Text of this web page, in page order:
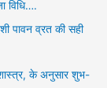
विधि….
पावन व्रत की सही
के अनुसार शुभ-